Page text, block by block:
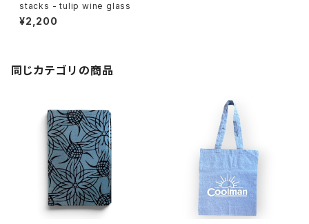
stacks - tulip wine glass
¥2,200
同じカテゴリの商品